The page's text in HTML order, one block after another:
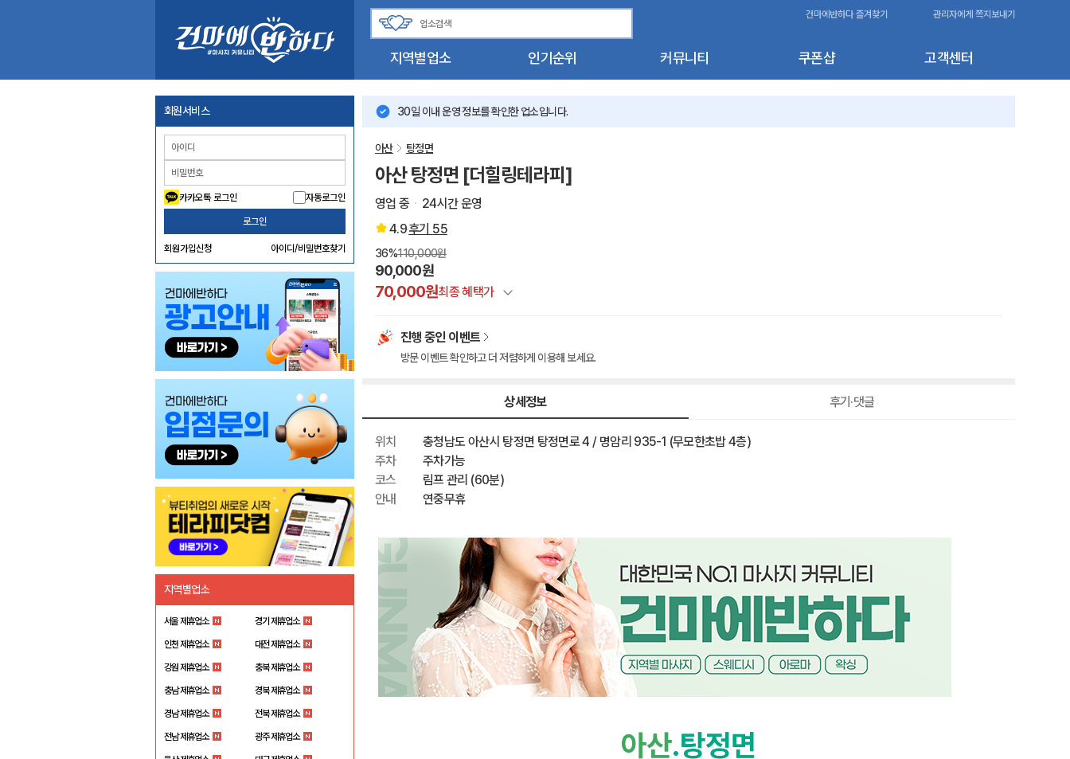
지역별업소 인기순위 커뮤니티 쿠폰샵 고객센터
건마에반하다 즐겨찾기 관리자에게 쪽지보내기
회원서비스
카카오톡 로그인 자동로그인
로그인
회원가입신청 아이디/비밀번호찾기
지역별업소
서울 제휴업소 경기 제휴업소
인천 제휴업소 대전 제휴업소
강원 제휴업소 충북 제휴업소
충남 제휴업소 경북 제휴업소
경남 제휴업소 전북 제휴업소
전남 제휴업소 광주 제휴업소
30일 이내 운영 정보를 확인한 업소입니다.
아산 탕정면
아산 탕정면 [더힐링테라피]
영업 중
24시간 운영
4.9후기 55
36%110,000원
90,000원
70,000원최종 혜택가
건마에반하다 특별할인
이벤트 할인
진행 중인 이벤트
방문 이벤트 확인하고 더 저렴하게 이용해 보세요.
상세정보 후기·댓글
위치
충청남도 아산시 탕정면 탕정면로 4 / 명암리 935-1 (무모한초밥 4층)
주차
주차가능
코스
림프 관리 (60분)
안내
연중무휴
아산.탕정면